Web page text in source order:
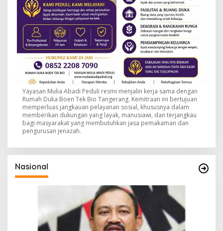
Yayasan Mulia Abadi Peduli resmi menjalin kerja sama dengan
Rumah Duka Boen Tek Bio Tangerang. Kemitraan ini bertujuan
memperluas jangkauan pelayanan sosial, khususnya dalam
memberikan dukungan yang layak, manusiawi, dan terjangkau
bagi masyarakat yang membutuhkan jasa pemakaman dan
pengurusan jenazah.
Nasional